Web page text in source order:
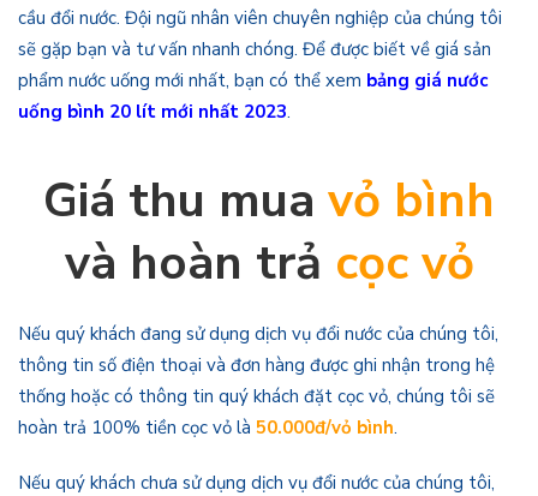
cầu đổi nước. Đội ngũ nhân viên chuyên nghiệp của chúng tôi
sẽ gặp bạn và tư vấn nhanh chóng. Để được biết về giá sản
phẩm nước uống mới nhất, bạn có thể xem bảng giá nước
uống bình 20 lít mới nhất 2023.
Giá thu mua vỏ bình
và hoàn trả cọc vỏ
Nếu quý khách đang sử dụng dịch vụ đổi nước của chúng tôi,
thông tin số điện thoại và đơn hàng được ghi nhận trong hệ
thống hoặc có thông tin quý khách đặt cọc vỏ, chúng tôi sẽ
hoàn trả 100% tiền cọc vỏ là 50.000đ/vỏ bình.
Nếu quý khách chưa sử dụng dịch vụ đổi nước của chúng tôi,